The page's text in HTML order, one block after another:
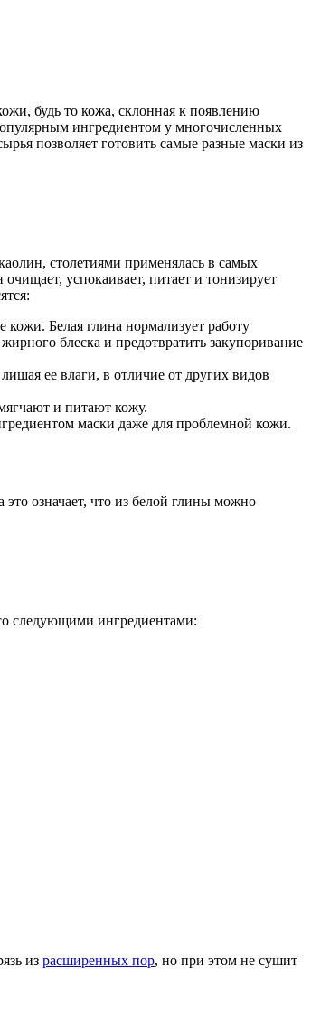
будь то кожа, склонная к появлению
ингредиентом у многочисленных
позволяет готовить самые разные маски из
столетиями применялась в самых
успокаивает, питает и тонизирует
Белая глина нормализует работу
блеска и предотвратить закупоривание
ее влаги, в отличие от других видов
и питают кожу.
маски даже для проблемной кожи.
означает, что из белой глины можно
следующими ингредиентами:
из расширенных пор, но при этом не сушит